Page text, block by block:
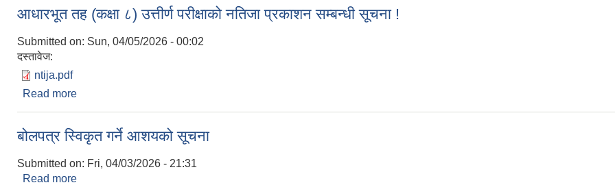
आधारभूत तह (कक्षा ८) उत्तीर्ण परीक्षाको नतिजा प्रकाशन सम्बन्धी सूचना !
Submitted on: Sun, 04/05/2026 - 00:02
दस्तावेज:
ntija.pdf
Read more
बोलपत्र स्विकृत गर्ने आशयको सूचना
Submitted on: Fri, 04/03/2026 - 21:31
Read more